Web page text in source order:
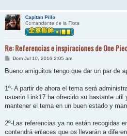
Capitan Pillo
Comandante de la Flota
Re: Referencias e inspiraciones de One
M
n
j
Dom Jul 10, 2016 2:05 am
Bueno amiguitos tengo que dar un par de
1º- A partir de ahora el tema será
usuario Link17 ha ofrecido su bastante util
mantener el tema en un buen estado y
2º-Las referencias ya no están recogidas
contendrá enlaces que os llevarán a